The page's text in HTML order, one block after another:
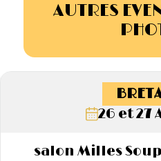
AUTRES
26 et 27
salon Milles